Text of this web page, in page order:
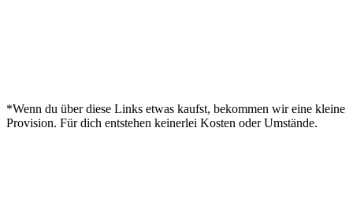
*Wenn du über diese Links etwas kaufst, bekommen wir eine kleine
Provision. Für dich entstehen keinerlei Kosten oder Umstände.